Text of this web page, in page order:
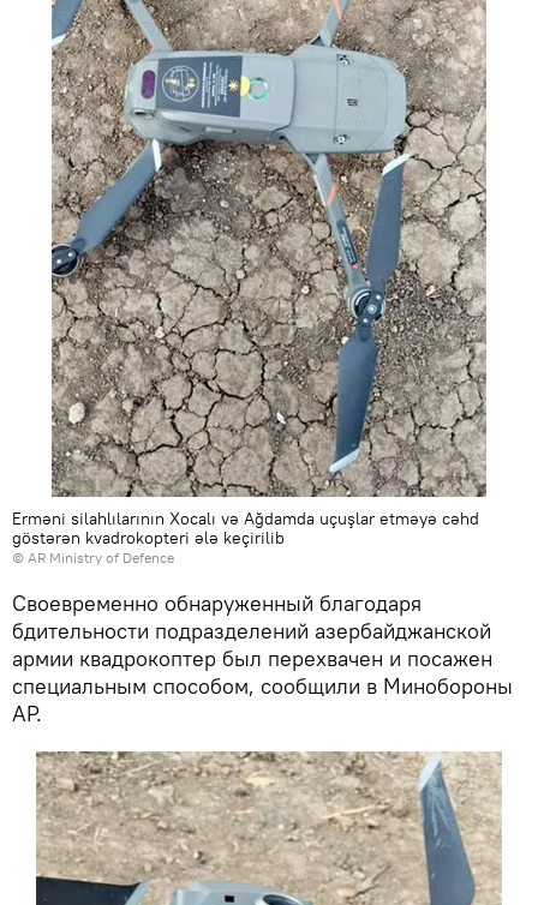
Erməni silahlılarının Xocalı və Ağdamda uçuşlar etməyə cəhd
göstərən kvadrokopteri ələ keçirilib
© AR Ministry of Defence
Своевременно обнаруженный благодаря
бдительности подразделений азербайджанской
армии квадрокоптер был перехвачен и посажен
специальным способом, сообщили в Минобороны
АР.